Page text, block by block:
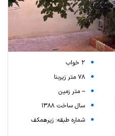
2 خواب
78 متر زیربنا
-- متر زمین
سال ساخت 1388
شماره طبقه: زیرهمکف